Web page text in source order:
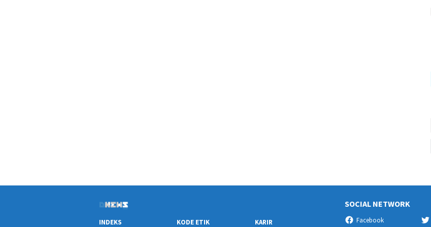
INDEKS KODE ETIK KARIR
SOCIAL NETWORK
Facebook